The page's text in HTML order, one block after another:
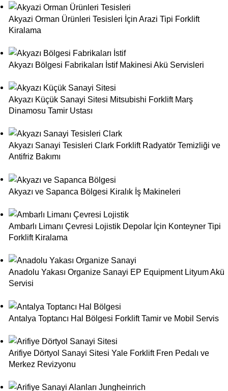
Akyazi Orman Ürünleri Tesisleri İçin Arazi Tipi Forklift
Kiralama
Akyazı Bölgesi Fabrikaları İstif Makinesi Akü Servisleri
Akyazı Küçük Sanayi Sitesi Mitsubishi Forklift Marş
Dinamosu Tamir Ustası
Akyazı Sanayi Tesisleri Clark Forklift Radyatör Temizliği ve
Antifriz Bakımı
Akyazı ve Sapanca Bölgesi Kiralık İş Makineleri
Ambarlı Limanı Çevresi Lojistik Depolar İçin Konteyner Tipi
Forklift Kiralama
Anadolu Yakası Organize Sanayi EP Equipment Lityum Akü
Servisi
Antalya Toptancı Hal Bölgesi Forklift Tamir ve Mobil Servis
Arifiye Dörtyol Sanayi Sitesi Yale Forklift Fren Pedalı ve
Merkez Revizyonu